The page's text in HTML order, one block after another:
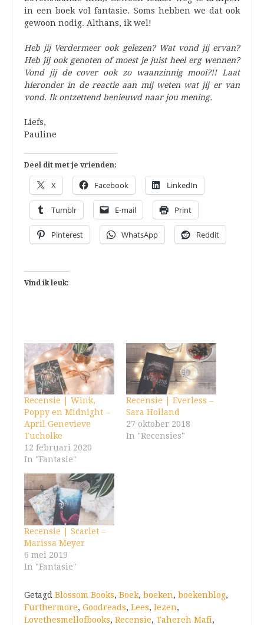
in een boek vol fantasie. Soms hebben we dat ook
gewoon nodig. Althans, ik wel!
Heb jij Verdermeer ook gelezen? Wat vond jij ervan?
Heb jij ook genoten of moest je juist heel erg wennen?
Vond jij de cover ook zo waanzinnig mooi?!! Laat
hieronder in de reactie aan mij weten wat jij er van
vond. Ik ontzettend benieuwd naar jou mening.
Liefs,
Pauline
Deel dit met je vrienden:
X Facebook LinkedIn
Tumblr E-mail Print
Pinterest WhatsApp Reddit
Vind ik leuk:
Recensie | Wink,
Poppy en Midnight –
April Genevieve
Tucholke
12 februari 2020
In "Fantasie"
Recensie | Everless –
Sara Holland
27 oktober 2018
In "Recensies"
Recensie | Scarlet –
Marissa Meyer
6 mei 2019
In "Fantasie"
Getagd Blossom Books, Boek, boeken, boekenblog,
Furthermore, Goodreads, Lees, lezen,
Lovethesmellofbooks, Recensie, Tahereh Mafi,